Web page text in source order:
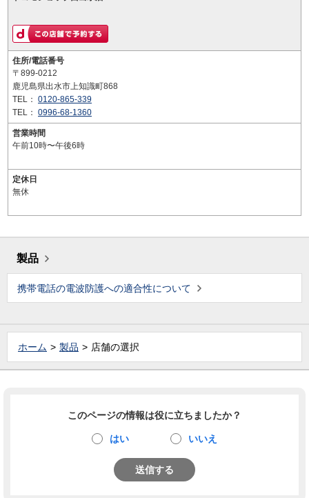
住所/電話番号
〒899-0212
鹿児島県出水市上知識町868
TEL： 0120-865-339
TEL： 0996-68-1360
営業時間
午前10時〜午後6時
定休日
無休
製品
携帯電話の電波防護への適合性について
ホーム 製品 店舗の選択
このページの情報は役に立ちましたか？
はい いいえ
送信する